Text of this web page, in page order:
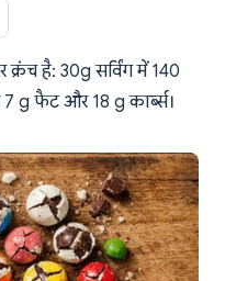
क्रंच है: 30g सर्विंग में 140
g फैट और 18 g कार्ब्स।